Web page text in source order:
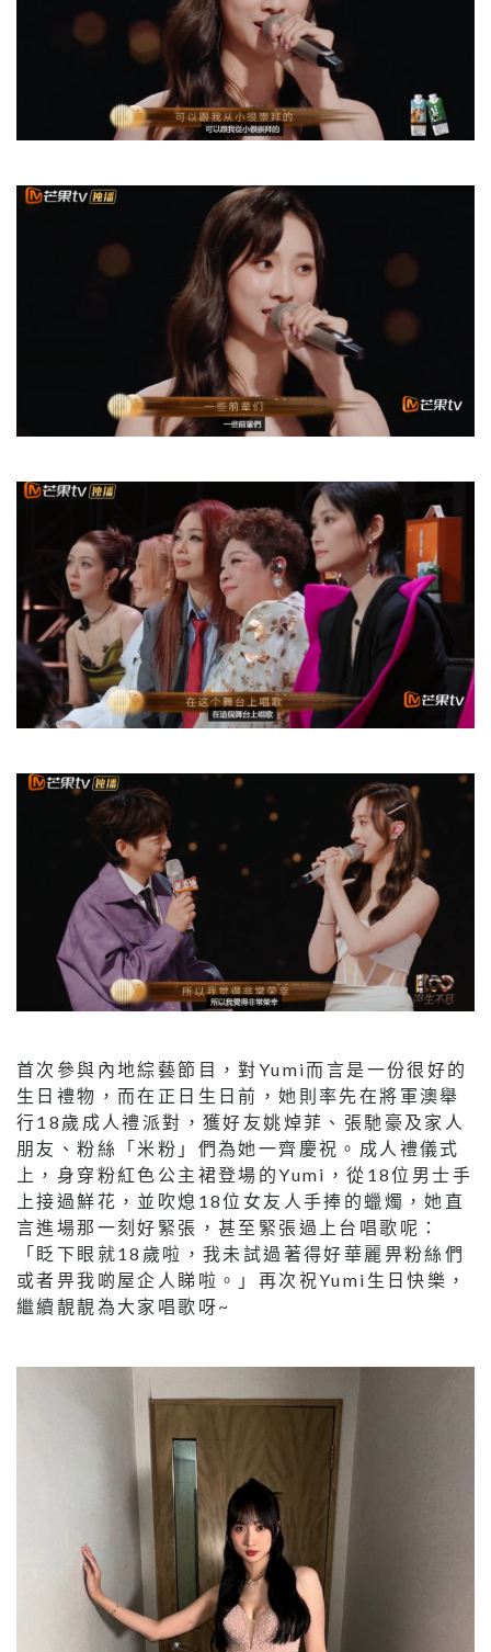
首次參與內地綜藝節目，對Yumi而言是一份很好的
生日禮物，而在正日生日前，她則率先在將軍澳舉
行18歲成人禮派對，獲好友姚焯菲、張馳豪及家人
朋友、粉絲「米粉」們為她一齊慶祝。成人禮儀式
上，身穿粉紅色公主裙登場的Yumi，從18位男士手
上接過鮮花，並吹熄18位女友人手捧的蠟燭，她直
言進場那一刻好緊張，甚至緊張過上台唱歌呢：
「眨下眼就18歲啦，我未試過著得好華麗畀粉絲們
或者畀我啲屋企人睇啦。」再次祝Yumi生日快樂，
繼續靚靚為大家唱歌呀~